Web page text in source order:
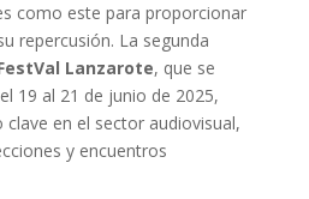
como este para proporcionar
repercusión. La segunda
Lanzarote, que se
19 al 21 de junio de 2025,
en el sector audiovisual,
y encuentros